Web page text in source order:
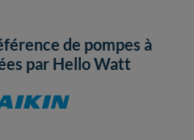
de pompes à
par Hello Watt